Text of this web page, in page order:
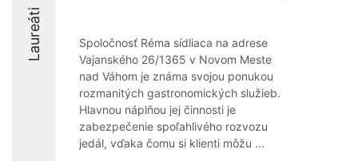
Laureáti
Spoločnosť Réma sídliaca na adrese
Vajanského 26/1365 v Novom Meste
nad Váhom je známa svojou ponukou
rozmanitých gastronomických služieb.
Hlavnou náplňou jej činnosti je
zabezpečenie spoľahlivého rozvozu
jedál, vďaka čomu si klienti môžu ...